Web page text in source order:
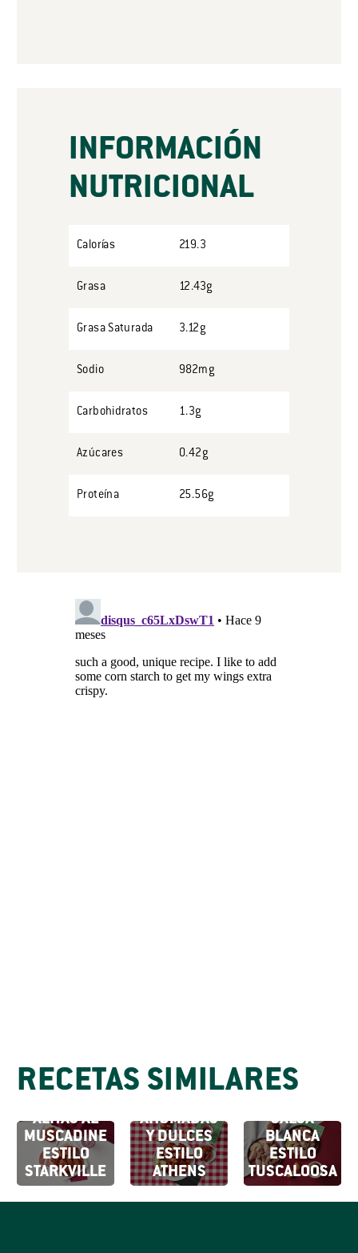
INFORMACIÓN
NUTRICIONAL
Calorías 219.3
Grasa 12.43g
Grasa Saturada 3.12g
Sodio 982mg
Carbohidratos 1.3g
Azúcares 0.42g
Proteína 25.56g
RECETAS SIMILARES
ALITAS AL
MUSCADINE
ESTILO
STARKVILLE
AHUMADAS
Y DULCES
ESTILO
ATHENS
SALSA
BLANCA
ESTILO
TUSCALOOSA